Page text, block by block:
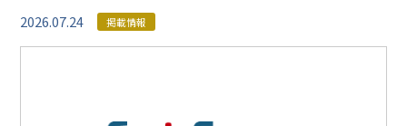
2026.07.24 掲載情報